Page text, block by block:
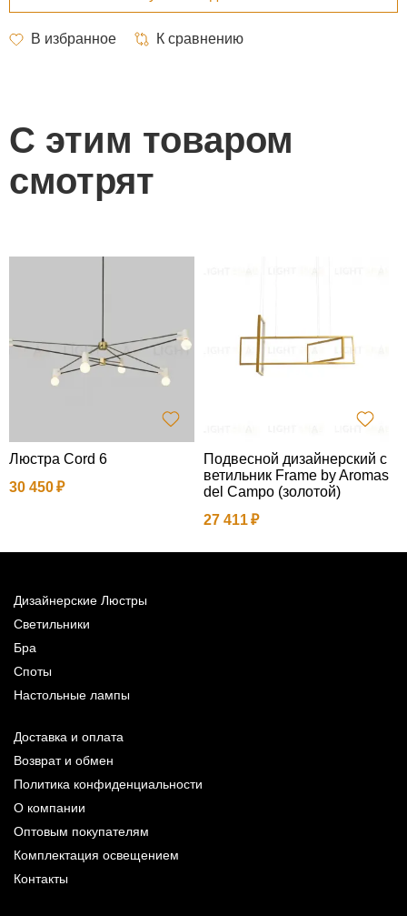
С этим товаром
смотрят
Люстра Cord 6
30 450
Подвесной дизайнерский с
ветильник Frame by Aromas
del Campo (золотой)
27 411
Дизайнерские Люстры
Светильники
Бра
Споты
Настольные лампы
Доставка и оплата
Возврат и обмен
Политика конфиденциальности
О компании
Оптовым покупателям
Комплектация освещением
Контакты